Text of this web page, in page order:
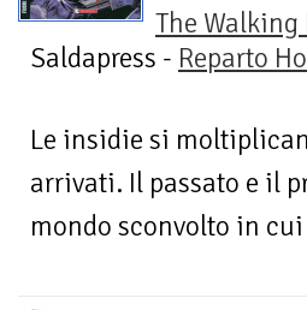
The Walking
Saldapress - Reparto
Le insidie si
arrivati. Il passato e il
mondo sconvolto in